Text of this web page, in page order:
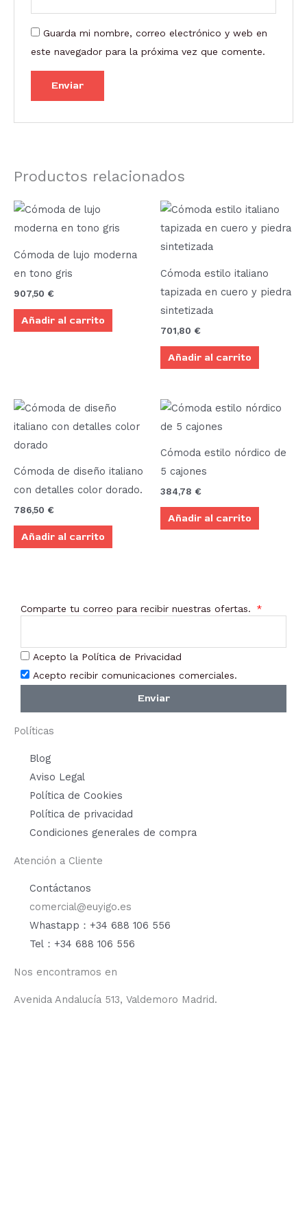
Guarda mi nombre, correo electrónico y web en
este navegador para la próxima vez que comente.
Productos relacionados
Cómoda de lujo moderna
en tono gris
907,50 €
Añadir al carrito
Cómoda estilo italiano
tapizada en cuero y piedra
sintetizada
701,80 €
Añadir al carrito
Cómoda de diseño italiano
con detalles color dorado.
786,50 €
Añadir al carrito
Cómoda estilo nórdico de
5 cajones
384,78 €
Añadir al carrito
Comparte tu correo para recibir nuestras ofertas.
Acepto la Política de Privacidad
Acepto recibir comunicaciones comerciales.
Enviar
Políticas
Blog
Aviso Legal
Política de Cookies
Política de privacidad
Condiciones generales de compra
Atención a Cliente
Contáctanos
comercial@euyigo.es
Whastapp：+34 688 106 556
Tel：+34 688 106 556
Nos encontramos en
Avenida Andalucía 513, Valdemoro Madrid.